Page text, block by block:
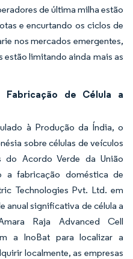
de última milha estão
e encurtando os ciclos de
nos mercados emergentes,
limitando ainda mais as
Fabricação de Célula a
à Produção da Índia, o
sobre células de veículos
Acordo Verde da União
a fabricação doméstica de
Technologies Pvt. Ltd. em
anual significativa de célula a
Raja Advanced Cell
a InoBat para localizar a
localmente, as empresas